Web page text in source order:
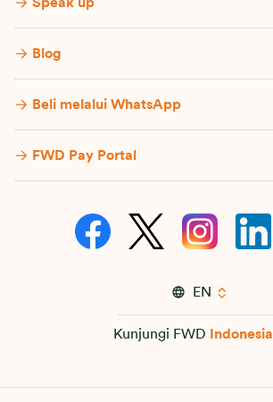
Blog
Beli melalui WhatsApp
FWD Pay Portal
EN
Kunjungi FWD Indonesia